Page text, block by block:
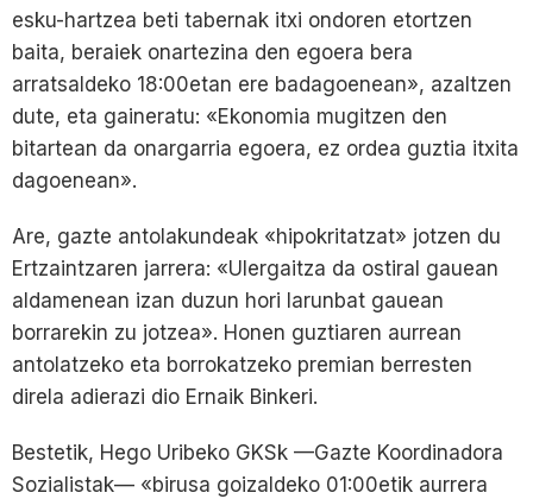
esku-hartzea beti tabernak itxi ondoren etortzen
baita, beraiek onartezina den egoera bera
arratsaldeko 18:00etan ere badagoenean», azaltzen
dute, eta gaineratu: «Ekonomia mugitzen den
bitartean da onargarria egoera, ez ordea guztia itxita
dagoenean».
Are, gazte antolakundeak «hipokritatzat» jotzen du
Ertzaintzaren jarrera: «Ulergaitza da ostiral gauean
aldamenean izan duzun hori larunbat gauean
borrarekin zu jotzea». Honen guztiaren aurrean
antolatzeko eta borrokatzeko premian berresten
direla adierazi dio Ernaik Binkeri.
Bestetik, Hego Uribeko GKSk —Gazte Koordinadora
Sozialistak— «birusa goizaldeko 01:00etik aurrera